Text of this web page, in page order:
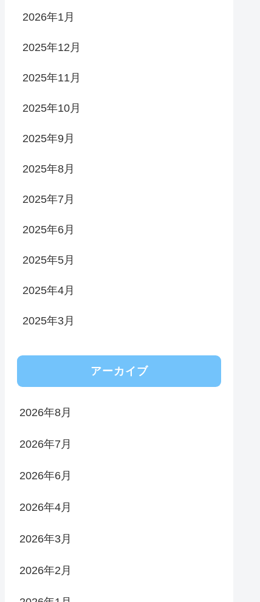
2026年1月
2025年12月
2025年11月
2025年10月
2025年9月
2025年8月
2025年7月
2025年6月
2025年5月
2025年4月
2025年3月
アーカイブ
2026年8月
2026年7月
2026年6月
2026年4月
2026年3月
2026年2月